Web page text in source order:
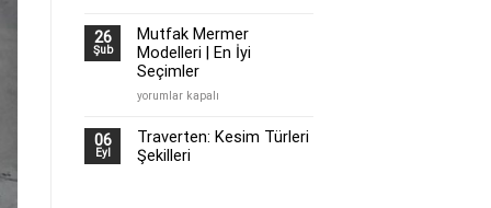
Alanları
|
Nerelerde
Kullanılır?
için
26
Şub
Mutfak Mermer
Modelleri | En İyi
Seçimler
Mutfak
Modelleri
En
yorumlar kapalı
06
Eyl
Traverten: Kesim Türleri
Şekilleri